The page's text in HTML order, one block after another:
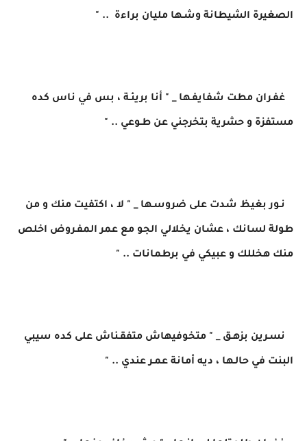
الصغيرة الشيطانة وشـها مليان براءة .. "
غفـران مطت شفايفـها _ " أنا بريئـة ، بس في ناس كده
مستفزة و حشرية بتخرجني عن طـوعي .. "
نـور بغيظ شدت على ضروسـها _ " لا ، اكتفيت منك و من
طولة لسانك ، عشان يخلالي الجو مع عمر المفـروض اخلص
منك هخللك و عبيكي في برطمانات .. "
نسـرين بزهـق _ " متخوفيهاش متفقـناش على كده سيبي
البنت في حالـها ، ديه أمانة عمـر عندي .. "